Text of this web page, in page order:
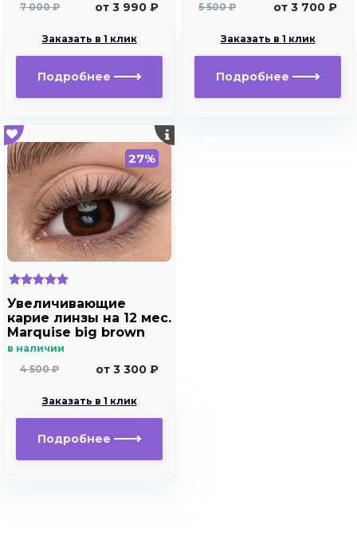
и близорукости
7 000 ₽
от 3 990 ₽
Заказать в 1 клик
Подробнее
5 500 ₽
от 3 700 ₽
Заказать в 1 клик
Подробнее
27%
Увеличивающие
карие линзы на 12 мес.
Marquise big brown
в наличии
4 500 ₽
от 3 300 ₽
Заказать в 1 клик
Подробнее